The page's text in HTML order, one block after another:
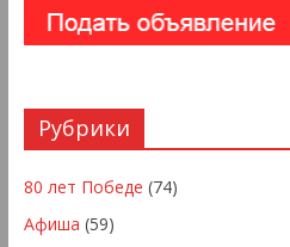
Рубрики
80 лет Победе (74)
Афиша (59)